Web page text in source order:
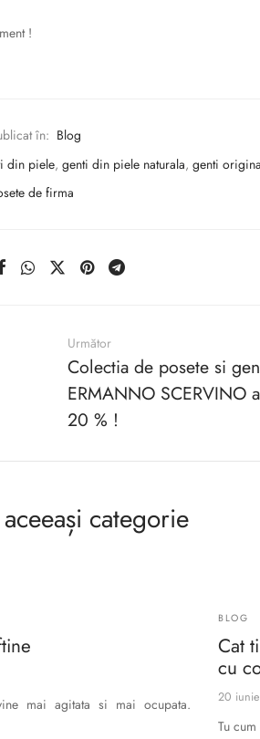
!
în: Blog
din piele, genti din piele naturala, genti
de firma
Următor
Colectia de posete si
ERMANNO SCERVINO
20 % !
categorie
mai agitata si mai ocupata.
BLOG
Cat
cu
20
Tu